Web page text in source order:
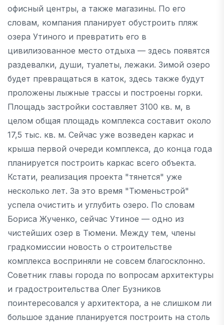
офисный центры, а также магазины. По его
словам, компания планирует обустроить пляж
озера Утиного и превратить его в
цивилизованное место отдыха — здесь появятся
раздевалки, души, туалеты, лежаки. Зимой озеро
будет превращаться в каток, здесь также будут
проложены лыжные трассы и построены горки.
Площадь застройки составляет 3100 кв. м, в
целом общая площадь комплекса составит около
17,5 тыс. кв. м. Сейчас уже возведен каркас и
крыша первой очереди комплекса, до конца года
планируется построить каркас всего объекта.
Кстати, реализация проекта "тянется" уже
несколько лет. За это время "Тюменьстрой"
успела очистить и углубить озеро. По словам
Бориса Жученко, сейчас Утиное — одно из
чистейших озер в Тюмени. Между тем, члены
градкомиссии новость о строительстве
комплекса восприняли не совсем благосклонно.
Советник главы города по вопросам архитектуры
и градостроительства Олег Бузников
поинтересовался у архитектора, а не слишком ли
большое здание планируется построить на столь